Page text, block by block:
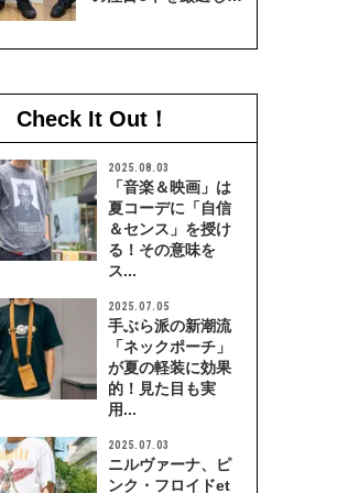
Check It Out！
2025.08.03
「音楽＆映画」は
夏コーデに「自信
＆センス」を授け
る！その意味を
ス...
2025.07.05
手ぶら派の新潮流
「ネックポーチ」
が夏の軽装に効果
的！見た目も実
用...
2025.07.03
ニルヴァーナ、ピ
ンク・フロイドet